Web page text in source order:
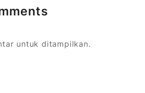
untuk ditampilkan.